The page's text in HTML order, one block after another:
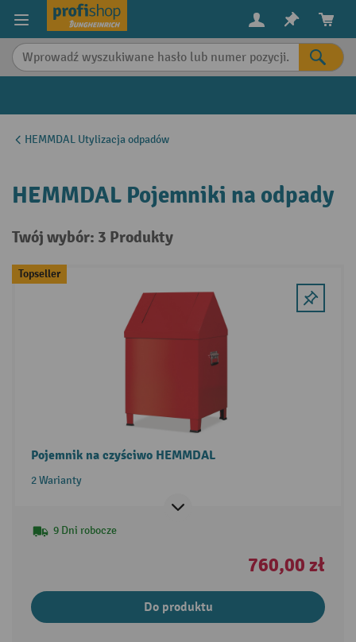
content
HEMMDAL Utylizacja odpadów
HEMMDAL Pojemniki na odpady
Twój wybór: 3 Produkty
Topseller
Pojemnik na czyściwo HEMMDAL
2 Warianty
9 Dni robocze
760,00 zł
Do produktu